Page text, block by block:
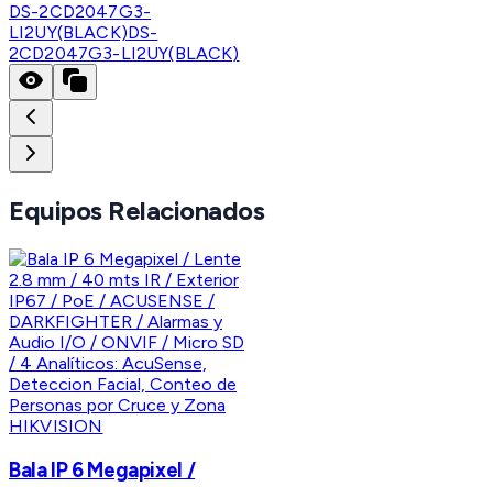
DS-2CD2047G3-
LI2UY(BLACK)DS-
2CD2047G3-LI2UY(BLACK)
Equipos Relacionados
HIKVISION
Bala IP 6 Megapixel /